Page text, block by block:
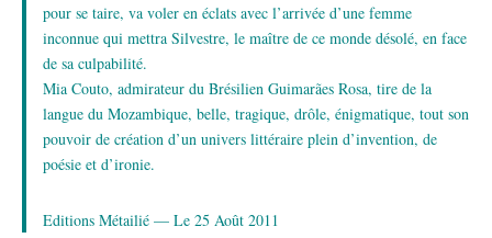
pour se taire, va voler en éclats avec l’arrivée d’une femme
inconnue qui mettra Silvestre, le maître de ce monde désolé, en face
de sa culpabilité.
Mia Couto, admirateur du Brésilien Guimarães Rosa, tire de la
langue du Mozambique, belle, tragique, drôle, énigmatique, tout son
pouvoir de création d’un univers littéraire plein d’invention, de
poésie et d’ironie.
Editions Métailié — Le 25 Août 2011